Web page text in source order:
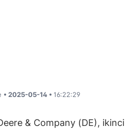
• 2025-05-14 • 16:22:29
& Company (DE), ikinci